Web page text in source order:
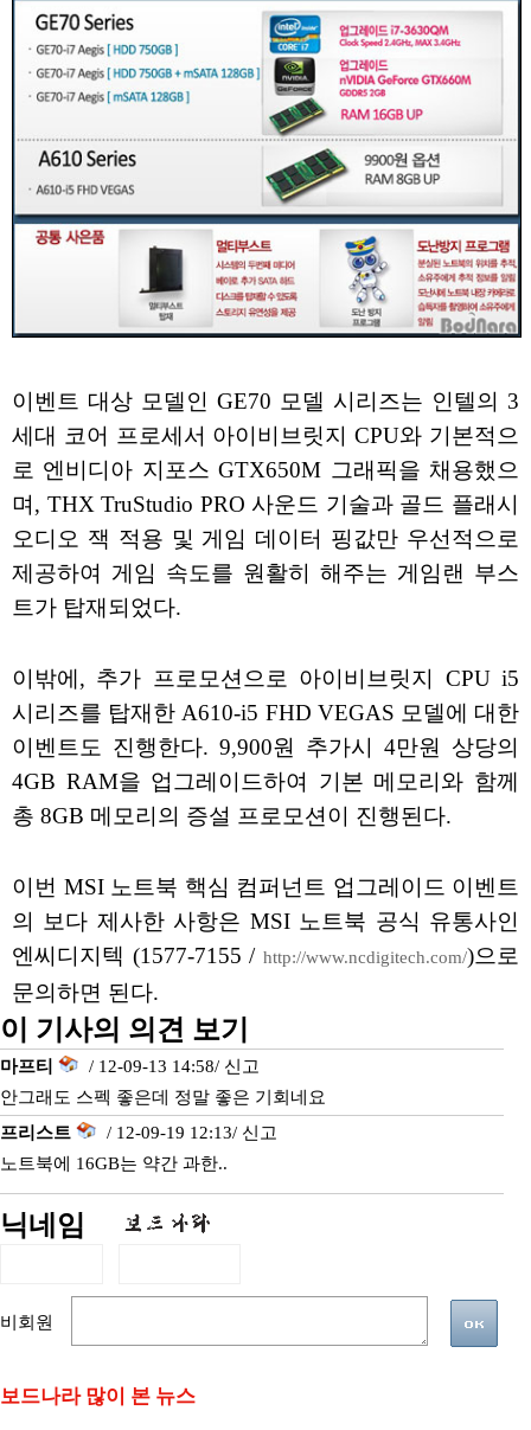
이벤트 대상 모델인 GE70 모델 시리즈는 인텔의 3
세대 코어 프로세서 아이비브릿지 CPU와 기본적으
로 엔비디아 지포스 GTX650M 그래픽을 채용했으
며, THX TruStudio PRO 사운드 기술과 골드 플래시
오디오 잭 적용 및 게임 데이터 핑값만 우선적으로
제공하여 게임 속도를 원활히 해주는 게임랜 부스
트가 탑재되었다.
이밖에, 추가 프로모션으로 아이비브릿지 CPU i5
시리즈를 탑재한 A610-i5 FHD VEGAS 모델에 대한
이벤트도 진행한다. 9,900원 추가시 4만원 상당의
4GB RAM을 업그레이드하여 기본 메모리와 함께
총 8GB 메모리의 증설 프로모션이 진행된다.
이번 MSI 노트북 핵심 컴퍼넌트 업그레이드 이벤트
의 보다 제사한 사항은 MSI 노트북 공식 유통사인
엔씨디지텍 (1577-7155 / http://www.ncdigitech.com/)으로
문의하면 된다.
이 기사의 의견 보기
마프티 / 12-09-13 14:58/ 신고
안그래도 스펙 좋은데 정말 좋은 기회네요
프리스트
/ 12-09-19 12:13/ 신고
노트북에 16GB는 약간 과한..
닉네임
비회원
보드나라 많이 본 뉴스